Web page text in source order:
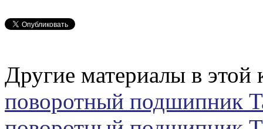
Другие материалы в этой
поворотный подшипник